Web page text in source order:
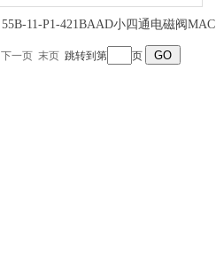
55B-11-P1-421BAAD小四通电磁阀MAC
下一页 末页 跳转到第 页